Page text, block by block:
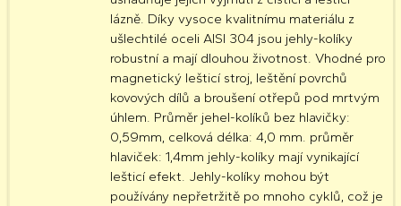
lázně. Díky vysoce kvalitnímu materiálu z
ušlechtilé oceli AISI 304 jsou jehly-kolíky
robustní a mají dlouhou životnost. Vhodné pro
magnetický lešticí stroj, leštění povrchů
kovových dílů a broušení otřepů pod mrtvým
úhlem. Průměr jehel-kolíků bez hlavičky:
0,59mm, celková délka: 4,0 mm. průměr
hlaviček: 1,4mm jehly-kolíky mají vynikající
lešticí efekt. Jehly-kolíky mohou být
používány nepřetržitě po mnoho cyklů, což je